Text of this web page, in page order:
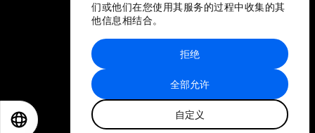
们或他们在您使用其服务的过程中收集的其
他信息相结合。
全部允许
自定义
拒绝
站点地图
世界经济论坛